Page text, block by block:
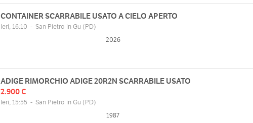
CONTAINER SCARRABILE USATO A CIELO APERTO
Ieri, 16:10 - San Pietro in Gu (PD)
2026
ADIGE RIMORCHIO ADIGE 20R2N SCARRABILE USATO
2.900 €
Ieri, 15:55 - San Pietro in Gu (PD)
1987